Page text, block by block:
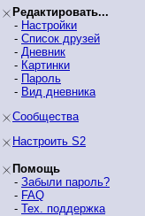
Редактировать...
- Настройки
- Список друзей
- Дневник
- Картинки
- Пароль
- Вид дневника
Сообщества
Настроить S2
Помощь
- Забыли пароль?
- FAQ
- Тех. поддержка